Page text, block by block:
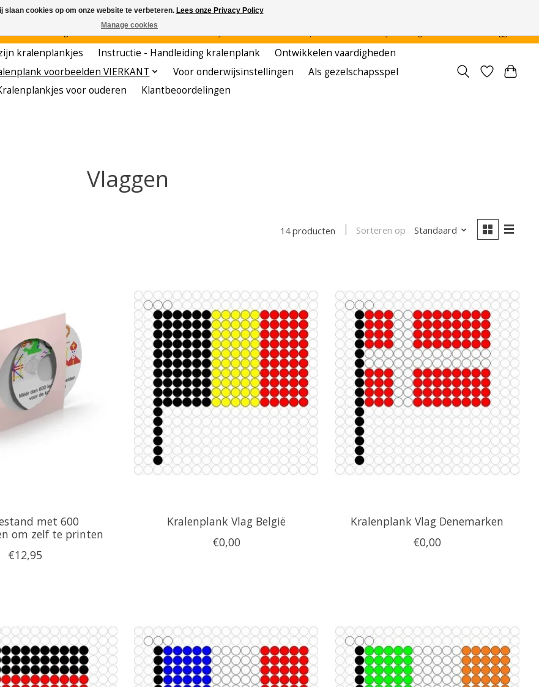
kralenplankjes Instructie - Handleiding kralenplank
Ontwikkelen vaardigheden
voorbeelden VIERKANT Voor onderwijsinstellingen
Als gezelschapsspel
voor ouderen
Klantbeoordelingen
Vlaggen
14 producten Sorteren op Standaard
met 600
om zelf te printen
€12,95
Kralenplank Vlag België
€0,00
Kralenplank Vlag Denemarken
€0,00
slaan cookies op om onze website te verbeteren. Lees onze Privacy Policy
Manage cookies